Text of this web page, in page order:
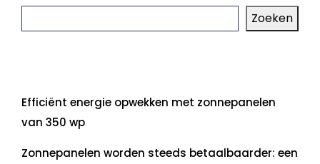
Zoeken
Efficiënt energie opwekken met zonnepanelen
van 350 wp
Zonnepanelen worden steeds betaalbaarder: een